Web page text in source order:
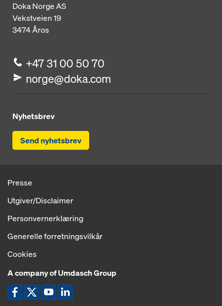
Doka Norge AS
Vekstveien 19
3474Åros
+47 31 00 50 70
norge@doka.com
Nyhetsbrev
Send nyhetsbrev
Presse
Utgiver/Disclaimer
Personvernerklæring
Generelle forretningsvilkår
Cookies
A company of Umdasch Group
Ikon Facebook
Ikon XIkon YouTube
Ikon LinkedIn